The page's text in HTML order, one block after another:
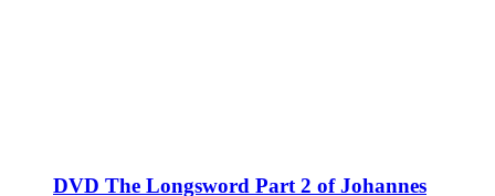
DVD The Longsword Part 2 of Johannes